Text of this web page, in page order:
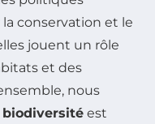
conservation et le
jouent un rôle
et des
nous
biodiversité est